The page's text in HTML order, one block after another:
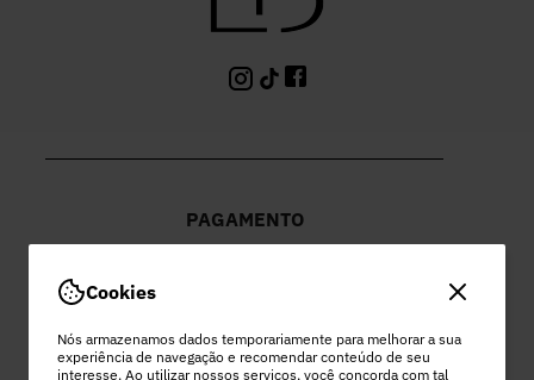
Cookies
Nós armazenamos dados temporariamente para melhorar a sua
experiência de navegação e recomendar conteúdo de seu
interesse. Ao utilizar nossos serviços, você concorda com tal
PAGAMENTO
PEC COMERCIO DO VESTUARIO LTDA